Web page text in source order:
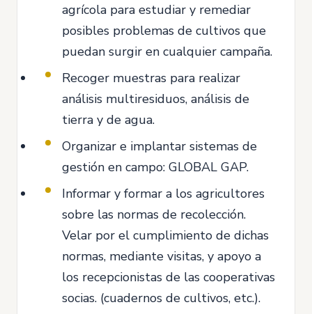
agrícola para estudiar y remediar
posibles problemas de cultivos que
puedan surgir en cualquier campaña.
Recoger muestras para realizar
análisis multiresiduos, análisis de
tierra y de agua.
Organizar e implantar sistemas de
gestión en campo: GLOBAL GAP.
Informar y formar a los agricultores
sobre las normas de recolección.
Velar por el cumplimiento de dichas
normas, mediante visitas, y apoyo a
los recepcionistas de las cooperativas
socias. (cuadernos de cultivos, etc.).